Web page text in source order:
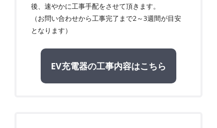
後、速やかに工事手配をさせて頂きます。
（お問い合わせから工事完了まで2～3週間が目安
となります）
EV充電器の工事内容はこちら